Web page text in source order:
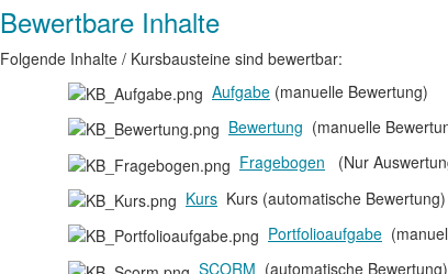
Bewertbare Inhalte
Folgende Inhalte / Kursbausteine sind bewertbar:
Aufgabe (manuelle Bewertung)
Bewertung (manuelle
Fragebogen (Nur
Kurs Kurs (automatische Bewertung)
Portfolioaufgabe
SCORM (automatische Bewertung)